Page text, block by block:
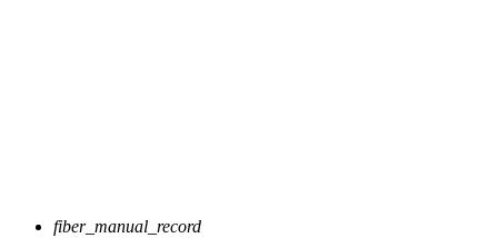
fiber_manual_record